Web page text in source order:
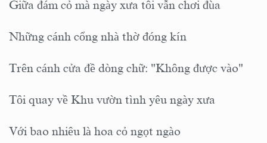
Giữa đám cỏ mà ngày xưa tôi vẫn chơi đùa
Những cánh cổng nhà thờ đóng kín
Trên cánh cửa đề dòng chữ: "Không được vào"
Tôi quay về Khu vườn tình yêu ngày xưa
Với bao nhiêu là hoa cỏ ngọt ngào